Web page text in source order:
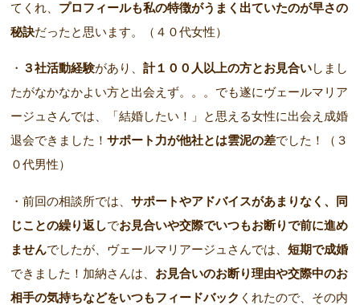
てくれ、 プロフィールも私の特徴がうまく出ていたのが早さの
秘訣だったと思います。（４０代女性）
・ ３社活動経験があり、計１００人以上の方とお見合いしまし
たがなかなかよい方と出会えず。。。でも遂にヴェールマリア
ージュさんでは、「結婚したい！」と思える女性に出会え成婚
退会できました！サポート力が他社とは雲泥の差でした！（３
０代男性）
・前回の相談所では、サポートやアドバイスがあまりなく、同
じことの繰り返しでお見合いや交際でいつもお断りで前に進め
ませんでしたが、ヴェールマリアージュさんでは、短期で成婚
できました！加納さんは、 お見合いのお断り理由や交際中のお
相手の気持ちなどをいつもフィードバック くれたので、その内